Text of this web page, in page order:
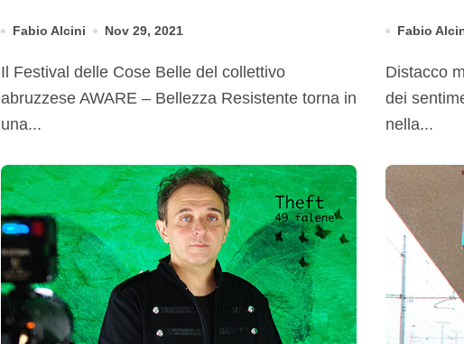
Fabio Alcini Nov 29, 2021
Il Festival delle Cose Belle del collettivo
abruzzese AWARE – Bellezza Resistente torna in
una...
Fabio
Distacco meditativo e improvvisi ritorni nel cuore
dei
nella...